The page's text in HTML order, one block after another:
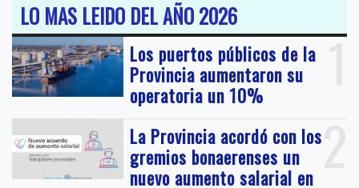
LO MAS LEIDO DEL AÑO 2026
1
Los puertos públicos de la
Provincia aumentaron su
operatoria un 10%
2
La Provincia acordó con los
gremios bonaerenses un
nuevo aumento salarial en